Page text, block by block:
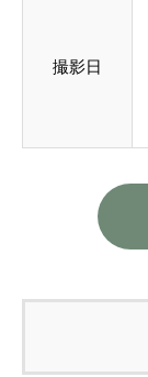
撮影日